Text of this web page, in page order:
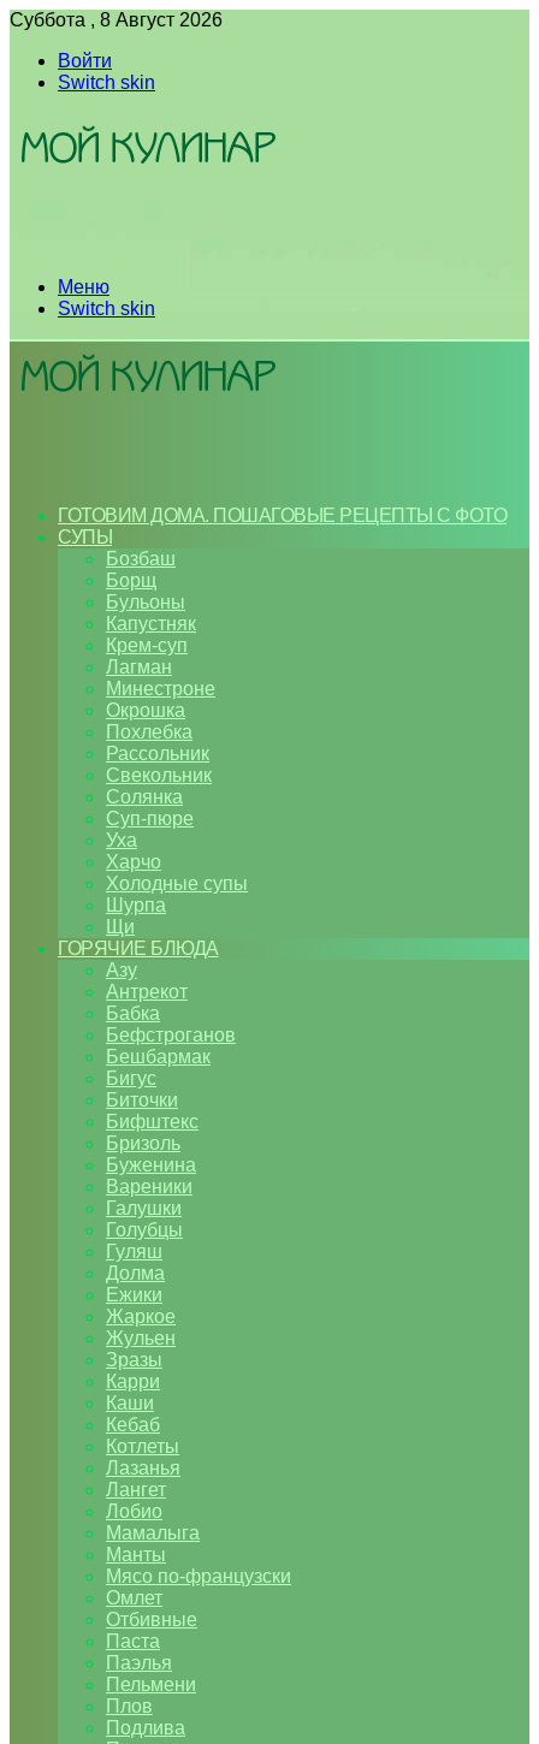
Суббота , 8 Август 2026
Войти
Switch skin
Меню
Switch skin
ГОТОВИМ ДОМА. ПОШАГОВЫЕ РЕЦЕПТЫ С ФОТО
СУПЫ
Бозбаш
Борщ
Бульоны
Капустняк
Крем-суп
Лагман
Минестроне
Окрошка
Похлебка
Рассольник
Свекольник
Солянка
Суп-пюре
Уха
Харчо
Холодные супы
Шурпа
Щи
ГОРЯЧИЕ БЛЮДА
Азу
Антрекот
Бабка
Бефстроганов
Бешбармак
Бигус
Биточки
Бифштекс
Бризоль
Буженина
Вареники
Галушки
Голубцы
Гуляш
Долма
Ежики
Жаркое
Жульен
Зразы
Карри
Каши
Кебаб
Котлеты
Лазанья
Лангет
Лобио
Мамалыга
Манты
Мясо по-французски
Омлет
Отбивные
Паста
Паэлья
Пельмени
Плов
Подлива